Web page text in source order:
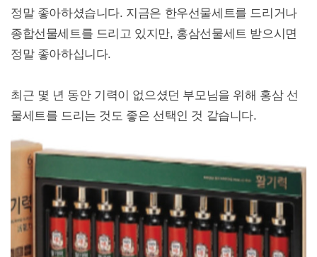
정말 좋아하셨습니다. 지금은 한우선물세트를 드리거나
종합선물세트를 드리고 있지만, 홍삼선물세트 받으시면
정말 좋아하십니다.
최근 몇 년 동안 기력이 없으셨던 부모님을 위해 홍삼 선
물세트를 드리는 것도 좋은 선택인 것 같습니다.